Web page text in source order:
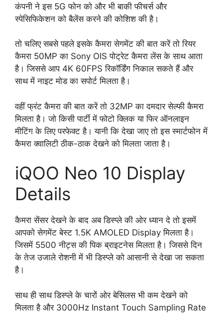
कंपनी ने इस 5G फोन को और भी बाकी फीचर्स और
स्पेसिफिकेशन को बैलेंस करने की कोशिश की है।
तो चलिए सबसे पहले इसके कैमरा सेगमेंट की बात करें तो रियर
कैमरा 50MP का Sony OIS पोट्रेट कैमरा लेंस के साथ आता
है। जिससे आप 4K 60FPS रिकॉर्डिंग निकाल सकते हैं और
साथ में नाइट मोड का सपोर्ट मिलता है।
वहीं फ्रंट कैमरा की बात करें तो 32MP का दमदार सेल्फी कैमरा
मिलता है। जो किसी पार्टी में फोटो क्लिक या फिर ऑनलाइन
मीटिंग के लिए परफेक्ट है। यानी कि देखा जाए तो इस स्मार्टफोन में
कैमरा क्वालिटी ठीक-ठाक देखने को मिलता जाता है।
iQOO Neo 10 Display
Details
कैमरा सेंसर देखने के बाद अब डिस्प्ले की ओर ध्यान दे तो इसमें
आपको सेगमेंट बेस्ट 1.5K AMOLED Display मिलता है।
जिसमें 5500 नीट्स की पिक ब्राइटनेस मिलता है। जिससे दिन
के तेज उजाले रोशनी में भी डिस्प्ले को आसानी से देखा जा सकता
है।
साथ ही साथ डिस्प्ले के चारों ओर बेसिलस भी कम देखने को
मिलता है और 3000Hz Instant Touch Sampling Rate